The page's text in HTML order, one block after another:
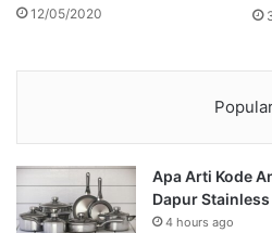
12/05/2020
Apa Arti Kode
Dapur Stainless
4 hours ago